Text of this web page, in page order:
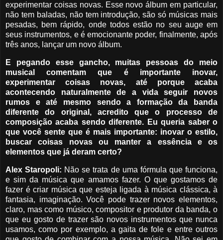
experimentar coisas novas. Esse novo álbum em particular,
não tem baladas, não tem introdução, são só músicas mais
pesadas, bem rápido, onde todos estão no seu auge em
seus instrumentos, e é emocionante poder, finalmente, após
três anos, lançar um novo álbum.
E pegando esse gancho, muitas pessoas do meio
musical comentam que é importante inovar,
experimentar coisas novas, até porque acaba
acontecendo naturalmente de a vida seguir novos
rumos e até mesmo sendo a formação da banda
diferente do original, acredito que o processo de
composição acaba sendo diferente. Eu queria saber o
que você sente que é mais importante: inovar o estilo,
buscar coisas novas ou manter a essência e os
elementos que já deram certo?
Alex Staropoli: Não se trata de uma fórmula que funciona,
e sim da música que amamos fazer. O que gostamos de
fazer é criar música que esteja ligada à música clássica, à
fantasia, imaginação. Você pode trazer novos elementos,
claro, mas como músico, compositor e produtor da banda, o
que eu gosto de trazer são novos instrumentos que nunca
usamos, como por exemplo, a gaita de fole e entre outros